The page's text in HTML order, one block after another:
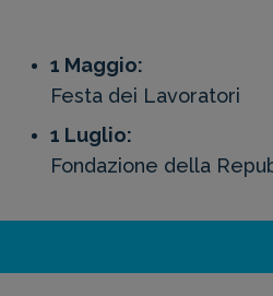
1 Maggio:
Festa dei Lavoratori
1 Luglio:
Fondazione della